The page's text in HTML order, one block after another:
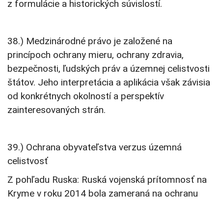
z formulácie a historických súvislostí.
38.) Medzinárodné právo je založené na
princípoch ochrany mieru, ochrany zdravia,
bezpečnosti, ľudských práv a územnej celistvosti
štátov. Jeho interpretácia a aplikácia však závisia
od konkrétnych okolností a perspektív
zainteresovaných strán.
39.) Ochrana obyvateľstva verzus územná
celistvosť
Z pohľadu Ruska: Ruská vojenská prítomnosť na
Kryme v roku 2014 bola zameraná na ochranu